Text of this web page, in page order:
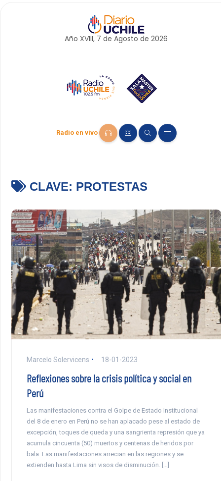
Año XVIII, 7 de Agosto de 2026
Radio en vivo
CLAVE: PROTESTAS
Marcelo Solervicens 18-01-2023
Reflexiones sobre la crisis política y social en
Perú
Las manifestaciones contra el Golpe de Estado Institucional
del 8 de enero en Perú no se han aplacado pese al estado de
excepción, toques de queda y una sangrienta represión que ya
acumula cincuenta (50) muertos y centenas de heridos por
bala. Las manifestaciones arrecian en las regiones y se
extienden hasta Lima sin visos de disminución. […]